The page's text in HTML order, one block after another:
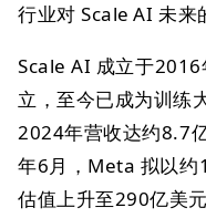
行业对 Scale AI 未来
Scale AI 成立于
立，至今已成为训练
2024年营收达约8.7
年6月，Meta 拟以约
估值上升至290亿美